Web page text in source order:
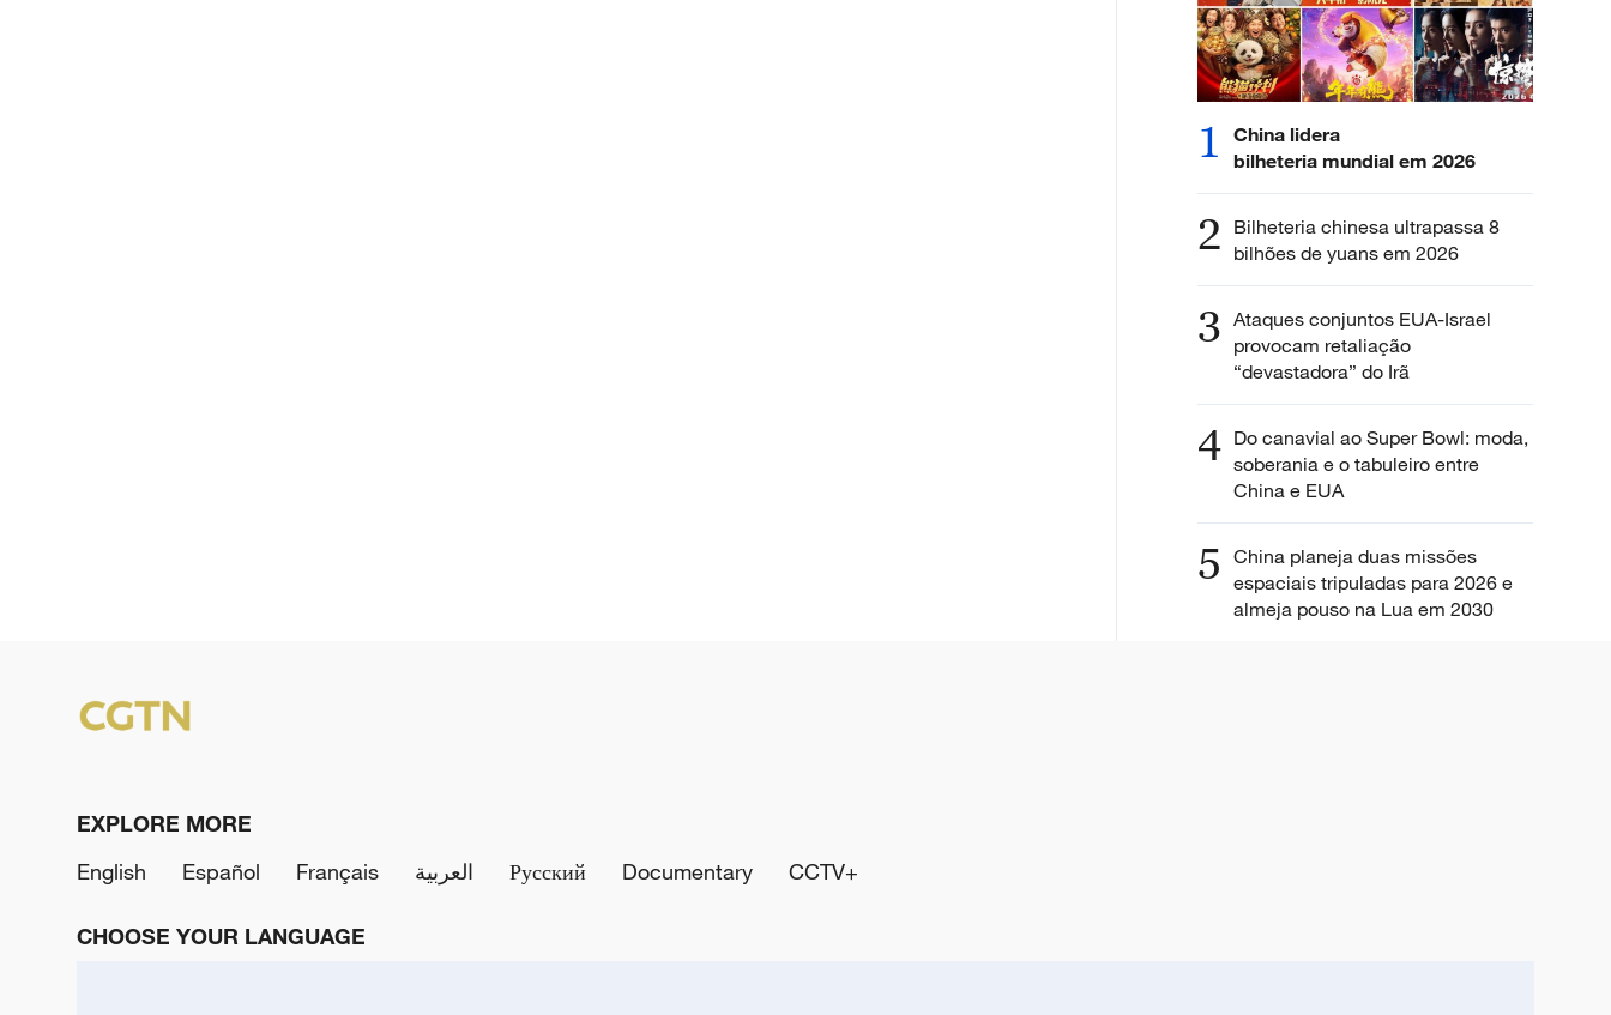
1
China lidera
bilheteria mundial em 2026
2 Bilheteria chinesa ultrapassa 8
bilhões de yuans em 2026
3 Ataques conjuntos EUA-Israel
provocam retaliação
“devastadora” do Irã
4 Do canavial ao Super Bowl: moda,
soberania e o tabuleiro entre
China e EUA
5 China planeja duas missões
espaciais tripuladas para 2026 e
almeja pouso na Lua em 2030
EXPLORE MORE
English
Español Français العربية Русский Documentary CCTV+
CHOOSE YOUR LANGUAGE